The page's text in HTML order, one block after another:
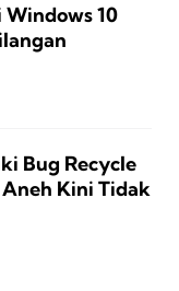
10
Bug Recycle
Kini Tidak